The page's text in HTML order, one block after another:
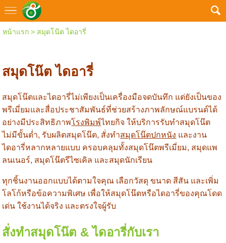
หน้าแรก> สมุดโน๊ต ไดอารี่
สมุดโน๊ต ไดอารี่
สมุดโน๊ตและไดอารี่ไม่เพียงเป็นเครื่องมือจดบันทึก แต่ยังเป็นของ
พรีเมี่ยมและสื่อประชาสัมพันธ์ที่ช่วยสร้างภาพลักษณ์แบรนด์ได้
อย่างมีประสิทธิภาพโรงพิมพ์ไทยกิจ ให้บริการรับทำสมุดโน๊ต
ไม่มีขั้นต่ำ, รับผลิตสมุดโน๊ต, สั่งทำสมุดโน๊ตปกหนัง และงาน
ไดอารี่หลากหลายแบบ ครอบคลุมทั้งสมุดโน๊ตพรีเมี่ยม, สมุดแพ
ลนเนอร์, สมุดโน๊ตรีไซเคิล และสมุดนักเรียน
ทุกชิ้นงานออกแบบได้ตามใจคุณ เลือกวัสดุ ขนาด สีสัน และเพิ่ม
โลโก้หรือข้อความพิเศษ เพื่อให้สมุดโน๊ตหรือไดอารี่ของคุณโดด
เด่น ใช้งานได้จริง และตรงใจผู้รับ
สั่งทำสมุดโน๊ต & ไดอารี่กับเรา